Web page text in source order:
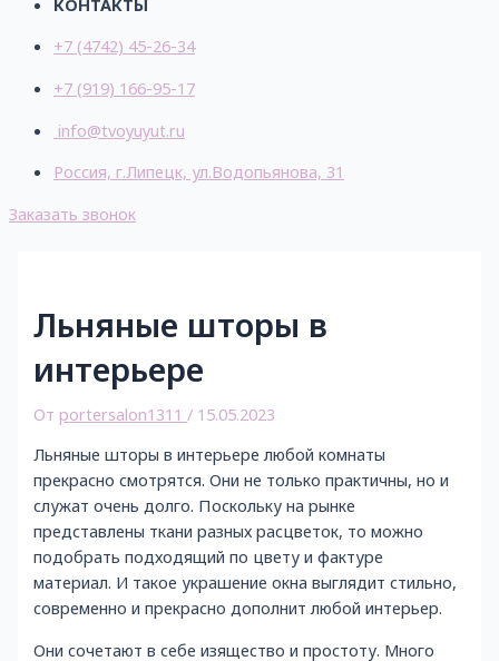
+7 (4742) 45-26-34
+7 (919) 166-95-17
info@tvoyuyut.ru
Россия, г.Липецк, ул.Водопьянова, 31
Заказать звонок
Льняные шторы в
интерьере
От portersalon1311 / 15.05.2023
Льняные шторы в интерьере любой комнаты
прекрасно смотрятся. Они не только практичны, но и
служат очень долго. Поскольку на рынке
представлены ткани разных расцветок, то можно
подобрать подходящий по цвету и фактуре
материал. И такое украшение окна выглядит стильно,
современно и прекрасно дополнит любой интерьер.
Они сочетают в себе изящество и простоту. Много